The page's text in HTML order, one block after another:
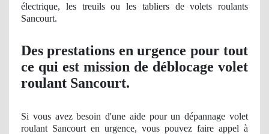
électrique, les treuils ou les tabliers de volets roulants
Sancourt.
Des prestations en urgence pour tout
ce qui est mission de déblocage volet
roulant Sancourt.
Si vous avez besoin d'une aide pour un dépannage volet
roulant Sancourt en urgence, vous pouvez faire appel à